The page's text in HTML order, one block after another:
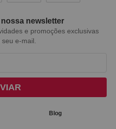
nossa newsletter
e promoções exclusivas
e-mail.
Blog